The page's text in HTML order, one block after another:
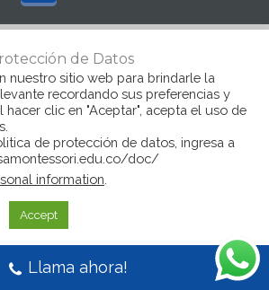
de Datos
nuestro sitio web para brindarle la
recordando sus preferencias y
hacer clic en "Aceptar", acepta el uso de
de protección de datos, ingresa a
doc/
information
Accept
Llama ahora!